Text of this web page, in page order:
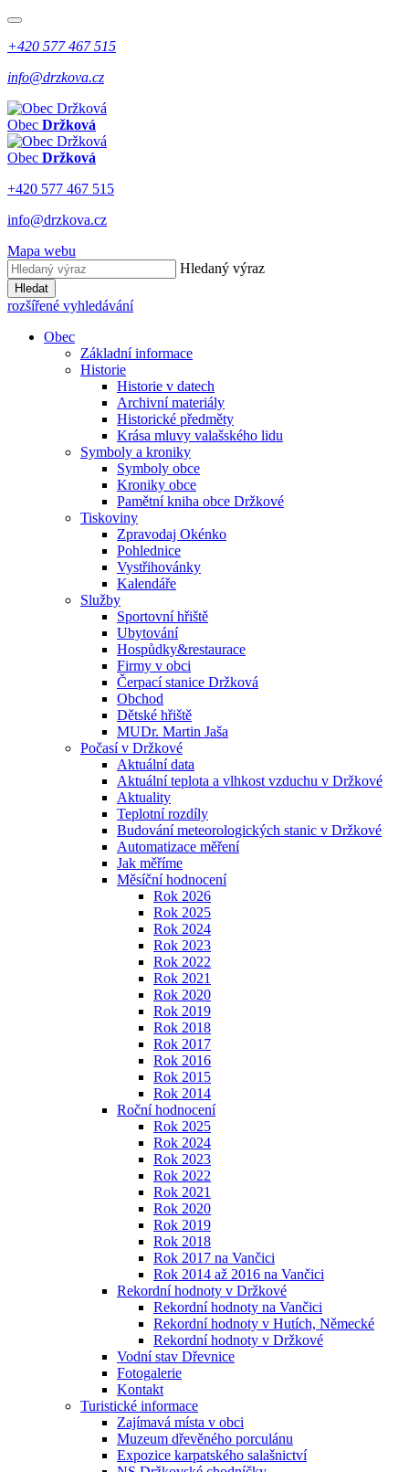
+420 577 467 515
info@drzkova.cz
Obec Držková
Obec Držková
+420 577 467 515
info@drzkova.cz
Mapa webu
Hledaný výraz
Hledat
rozšířené vyhledávání
Obec
Základní informace
Historie
Historie v datech
Archivní materiály
Historické předměty
Krása mluvy valašského lidu
Symboly a kroniky
Symboly obce
Kroniky obce
Pamětní kniha obce Držkové
Tiskoviny
Zpravodaj Okénko
Pohlednice
Vystřihovánky
Kalendáře
Služby
Sportovní hřiště
Ubytování
Hospůdky&restaurace
Firmy v obci
Čerpací stanice Držková
Obchod
Dětské hřiště
MUDr. Martin Jaša
Počasí v Držkové
Aktuální data
Aktuální teplota a vlhkost vzduchu v Držkové
Aktuality
Teplotní rozdíly
Budování meteorologických stanic v Držkové
Automatizace měření
Jak měříme
Měsíční hodnocení
Rok 2026
Rok 2025
Rok 2024
Rok 2023
Rok 2022
Rok 2021
Rok 2020
Rok 2019
Rok 2018
Rok 2017
Rok 2016
Rok 2015
Rok 2014
Roční hodnocení
Rok 2025
Rok 2024
Rok 2023
Rok 2022
Rok 2021
Rok 2020
Rok 2019
Rok 2018
Rok 2017 na Vančici
Rok 2014 až 2016 na Vančici
Rekordní hodnoty v Držkové
Rekordní hodnoty na Vančici
Rekordní hodnoty v Hutích, Německé
Rekordní hodnoty v Držkové
Vodní stav Dřevnice
Fotogalerie
Kontakt
Turistické informace
Zajímavá místa v obci
Muzeum dřevěného porculánu
Expozice karpatského salašnictví